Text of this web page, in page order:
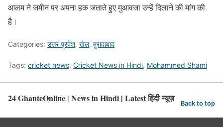
आलम ने जमीन पर अपना हक जताते हुए मुआवजा उन्हें दिलाने की मांग की
है।
Categories: उत्तर प्रदेश, खेल, मुरादाबाद
Tags: cricket news, Cricket News in Hindi, Mohammed Shami
24 GhanteOnline | News in Hindi | Latest हिंदी न्यूज़ Back to top